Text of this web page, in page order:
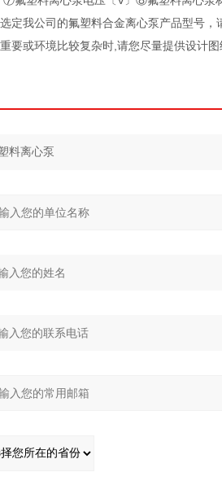
选定我公司的氟塑料合金离心泵产品型号
常重要或环境比较复杂时,请您尽量提供设计